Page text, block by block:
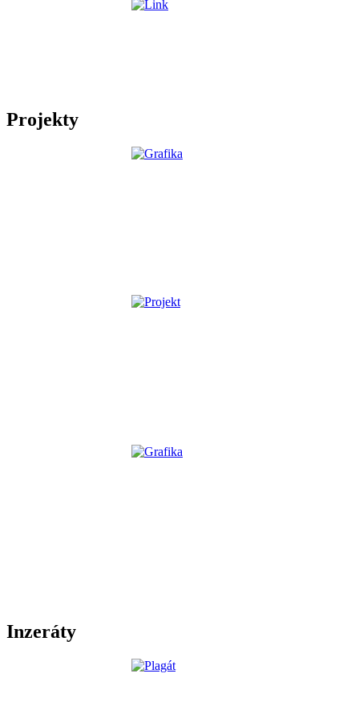
Projekty
Inzeráty